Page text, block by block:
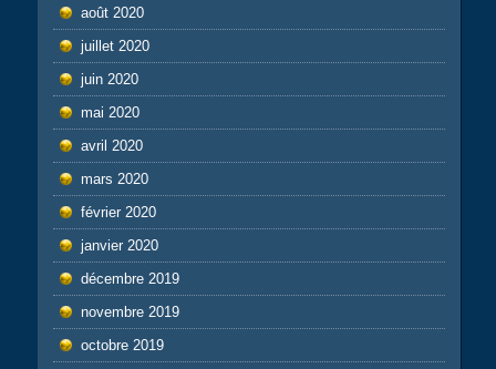
août 2020
juillet 2020
juin 2020
mai 2020
avril 2020
mars 2020
février 2020
janvier 2020
décembre 2019
novembre 2019
octobre 2019